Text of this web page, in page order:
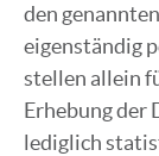
den
eigenständig
stellen allein
Erhebung der
lediglich